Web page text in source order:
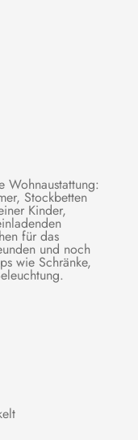
Wohnaustattung:
Stockbetten
Kinder,
für das
und noch
wie Schränke,